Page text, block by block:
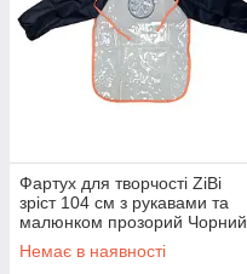
Фартух для творчості ZiBi
зріст 104 см з рукавами та
малюнком прозорий Чорний
рукав (ZB.6003)
Немає в наявності